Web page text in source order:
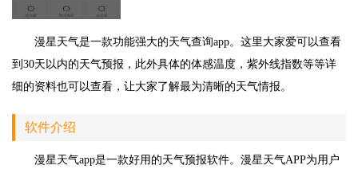
漫星天气是一款功能强大的天气查询app。这里大家爱可以查看
到30天以内的天气预报，此外具体的体感温度，紫外线指数等等详
细的资料也可以查看，让大家了解最为清晰的天气情报。
软件介绍
漫星天气app是一款好用的天气预报软件。漫星天气APP为用户